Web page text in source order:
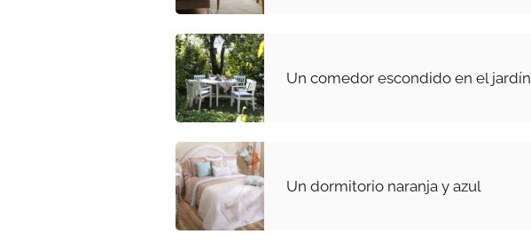
Un comedor escondido en el jardín
Un dormitorio naranja y azul